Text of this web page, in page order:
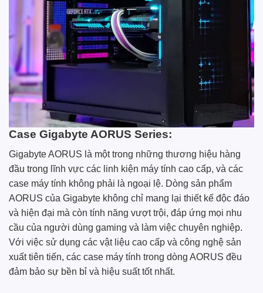
Case Gigabyte AORUS Series:
Gigabyte AORUS là một trong những thương hiệu hàng
đầu trong lĩnh vực các linh kiện máy tính cao cấp, và các
case máy tính không phải là ngoại lệ. Dòng sản phẩm
AORUS của Gigabyte không chỉ mang lại thiết kế độc đáo
và hiện đại mà còn tính năng vượt trội, đáp ứng mọi nhu
cầu của người dùng gaming và làm việc chuyên nghiệp.
Với việc sử dụng các vật liệu cao cấp và công nghệ sản
xuất tiên tiến, các case máy tính trong dòng AORUS đều
đảm bảo sự bền bỉ và hiệu suất tốt nhất.